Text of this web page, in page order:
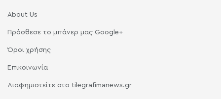
About Us
Πρόσθεσε το μπάνερ μας Google+
Όροι χρήσης
Επικοινωνία
Διαφημιστείτε στο tilegrafimanews.gr